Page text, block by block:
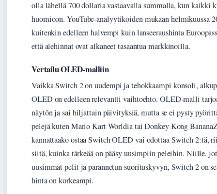
olla lähellä 700 dollaria vastaavalla summalla, kun kaikki
huomioon. YouTube-analyytikoiden mukaan helmikuussa
kuitenkin edelleen halvempi kuin lanseeraushinta
että alehinnat ovat alkaneet tasaantua markkinoilla.
Vertailu OLED-malliin
Vaikka Switch 2 on uudempi ja tehokkaampi konsoli,
OLED on edelleen relevantti vaihtoehto. OLED-malli
näytön ja sai hiljattain päivityksiä, mutta se ei pysty
pelejä kuten Mario Kart Worldia tai Donkey Kong
kannattaako ostaa Switch OLED vai odottaa Switch 2:tä,
siitä, kuinka tärkeää on pääsy uusimpiin peleihin. Niille,
uusimmat pelit ja parannetun suorituskyvyn, Switch 2 on
hinta on korkeampi.